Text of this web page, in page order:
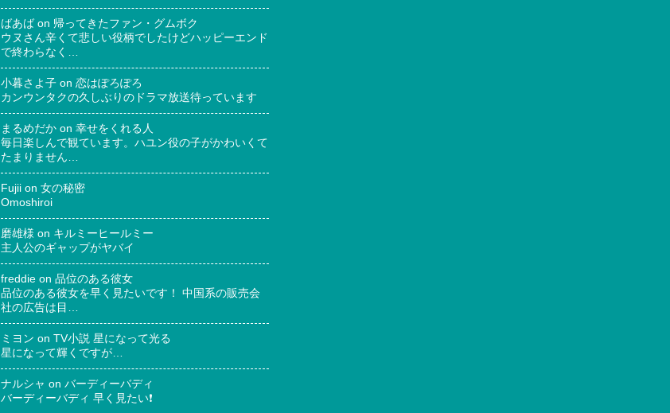
ばあば on 帰ってきたファン・グムボク
ウヌさん辛くて悲しい役柄でしたけどハッピーエンド
で終わらなく…
小暮さよ子 on 恋はぽろぽろ
カンウンタクの久しぶりのドラマ放送待っています
まるめだか on 幸せをくれる人
毎日楽しんで観ています。ハユン役の子がかわいくて
たまりません…
Fujii on 女の秘密
Omoshiroi
磨雄様 on キルミーヒールミー
主人公のギャップがヤバイ
freddie on 品位のある彼女
品位のある彼女を早く見たいです！ 中国系の販売会
社の広告は目…
ミヨン on TV小説 星になって光る
星になって輝くですが…
ナルシャ on バーディーバディ
バーディーバディ 早く見たい❗